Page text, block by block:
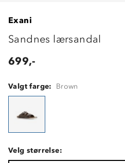
Exani
Sandnes lærsandal
699,-
Valgt farge: Brown
Velg størrelse: